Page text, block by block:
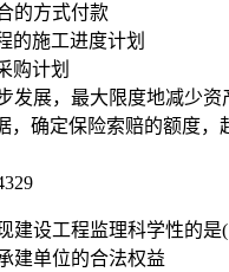
的方式付款
的施工进度计划
购计划
发展，最大限度地减少资
，确定保险索赔的额度，
建设工程监理科学性的是(
建单位的合法权益